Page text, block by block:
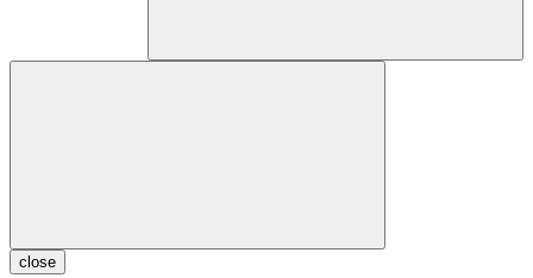
close